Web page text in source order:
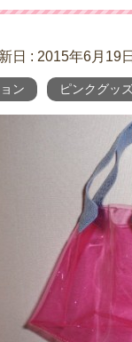
日 : 2015年6月19日
ン ピンクグッ